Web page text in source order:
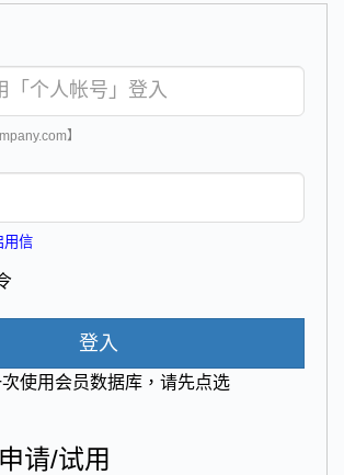
】
用信
登入
使用会员数据库，请先点选
请/试用